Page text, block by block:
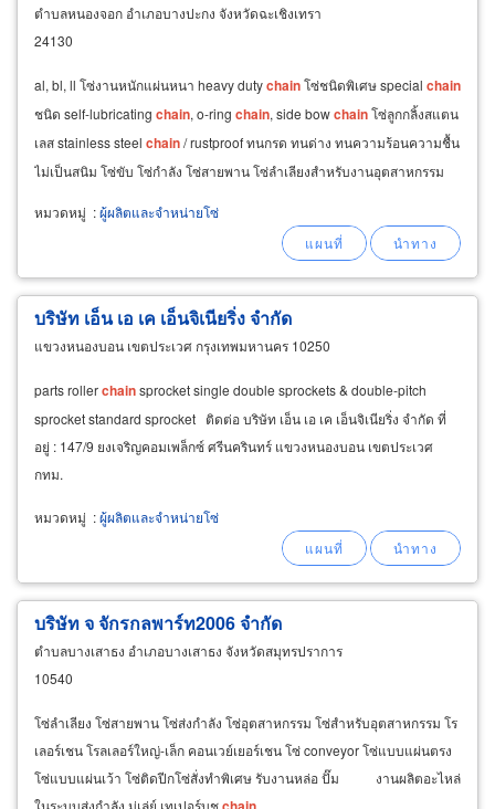
ตำบลหนองจอก อำเภอบางปะกง จังหวัดฉะเชิงเทรา
24130
al, bl, ll โซ่งานหนักแผ่นหนา heavy dutychainโซ่ชนิดพิเศษ special chain
ชนิด self-lubricating chain, o-ring chain, side bowchainโซ่ลูกกลิ้งสแตน
เลส stainless steel chain/ rustproof ทนกรด ทนด่าง ทนความร้อนความชื้น
ไม่เป็นสนิม โซ่ขับ โซ่กำลัง โซ่สายพาน โซ่ลำเลียงสำหรับงานอุตสาหกรรม
หมวดหมู่ :ผู้ผลิตและจำหน่ายโซ่
บริษัท เอ็น เอ เค เอ็นจิเนียริ่ง จำกัด
แขวงหนองบอน เขตประเวศ กรุงเทพมหานคร 10250
parts rollerchainsprocket single double sprockets & double-pitch
sprocket standard sprocket ติดต่อ บริษัท เอ็น เอ เค เอ็นจิเนียริ่ง จำกัด ที่
อยู่ : 147/9 ยงเจริญคอมเพล็กซ์ ศรีนครินทร์ แขวงหนองบอน เขตประเวศ
กทม.
หมวดหมู่ :ผู้ผลิตและจำหน่ายโซ่
บริษัท จ จักรกลพาร์ท2006 จำกัด
ตำบลบางเสาธง อำเภอบางเสาธง จังหวัดสมุทรปราการ
10540
โซ่ลำเลียง โซ่สายพาน โซ่ส่งกำลัง โซ่อุตสาหกรรม โซ่สำหรับอุตสาหกรรม โร
เลอร์เชน โรลเลอร์ใหญ่-เล็ก คอนเวย์เยอร์เชน โซ่ conveyor โซ่แบบแผ่นตรง
โซ่แบบแผ่นเว้า โซ่ติดปีกโซ่สั่งทำพิเศษ รับงานหล่อ ปั๊ม งานผลิตอะไหล่
ในระบบส่งกำลัง มู่เล่ย์ เทเปอร์บุช